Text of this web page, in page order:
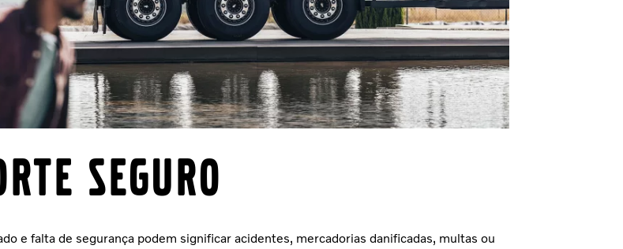
seguro
e falta de segurança podem significar acidentes, mercadorias danificadas, multas ou